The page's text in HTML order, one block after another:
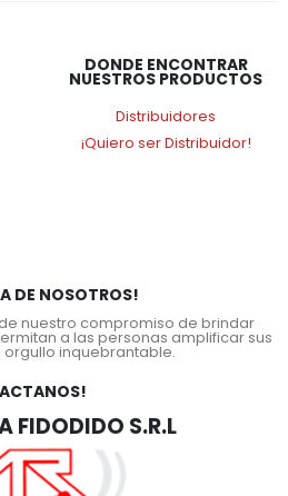
DONDE ENCONTRAR
NUESTROS PRODUCTOS
Distribuidores
¡Quiero ser Distribuidor!
DE NOSOTROS!
de nuestro compromiso de brindar
a las personas amplificar sus
inquebrantable.
FIDODIDO S.R.L